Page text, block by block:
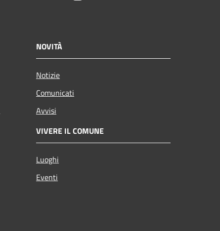
NOVITÀ
Notizie
Comunicati
Avvisi
VIVERE IL COMUNE
Luoghi
Eventi